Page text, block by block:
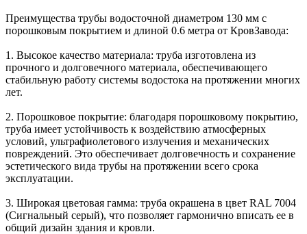
Преимущества трубы водосточной диаметром 130 мм с
порошковым покрытием и длиной 0.6 метра от КровЗавода:
1. Высокое качество материала: труба изготовлена из
прочного и долговечного материала, обеспечивающего
стабильную работу системы водостока на протяжении многих
лет.
2. Порошковое покрытие: благодаря порошковому покрытию,
труба имеет устойчивость к воздействию атмосферных
условий, ультрафиолетового излучения и механических
повреждений. Это обеспечивает долговечность и сохранение
эстетического вида трубы на протяжении всего срока
эксплуатации.
3. Широкая цветовая гамма: труба окрашена в цвет RAL 7004
(Сигнальный серый), что позволяет гармонично вписать ее в
общий дизайн здания и кровли.